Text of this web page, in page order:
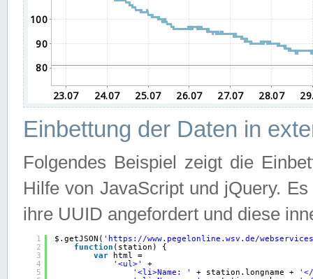
Einbettung der Daten in
Folgendes Beispiel zeigt die
Hilfe von JavaScript und jQuery.
ihre UUID angefordert und diese
1
2
3
4
5
$.getJSON( ' https://www.pegelonline.wsv.de/
function (station) {
var
html =
'<ul>'
+
'<li>Name: '
+ station.longname +